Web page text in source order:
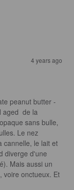
4 years ago
peanut butter -
aged  de la
sans bulle,
Le nez
cannelle, le lait et
diverge d'une
Mais aussi un
voire onctueux. Et